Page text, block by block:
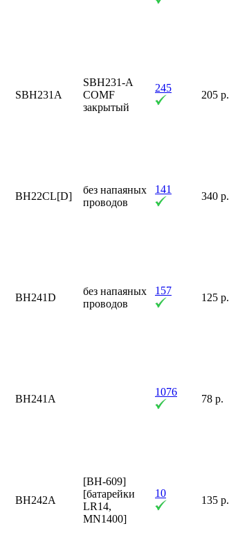
SBH231A
SBH231-A
COMF
закрытый
245
205 р.
BH22CL[D]
без напаяных
проводов
141
340 р.
BH241D
без напаяных
проводов
157
125 р.
BH241A
1076
78 р.
BH242A
[BH-609]
[батарейки
LR14,
MN1400]
10
135 р.